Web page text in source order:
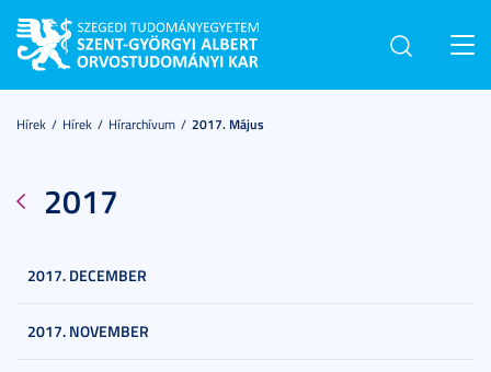
Hírek Hírek Hírarchívum 2017. Május
2017
2017. DECEMBER
2017. NOVEMBER